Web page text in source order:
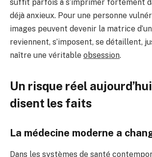
suffit parfois à s’imprimer fortement
déjà anxieux. Pour une personne
images peuvent devenir la matrice
reviennent, s’imposent, se détaillent,
naître une véritable obsession.
Un risque réel
disent les faits
La médecine moderne a
Dans les systèmes de santé